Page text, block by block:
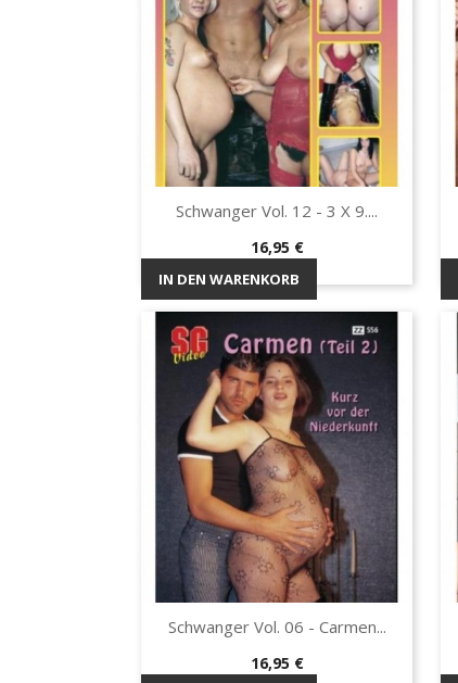
Vorschau
Schwanger Vol. 12 - 3 X 9....
Preis
16,95 €
IN DEN WARENKORB
 Vorschau
Schwanger Vol. 06 - Carmen...
Preis
16,95 €